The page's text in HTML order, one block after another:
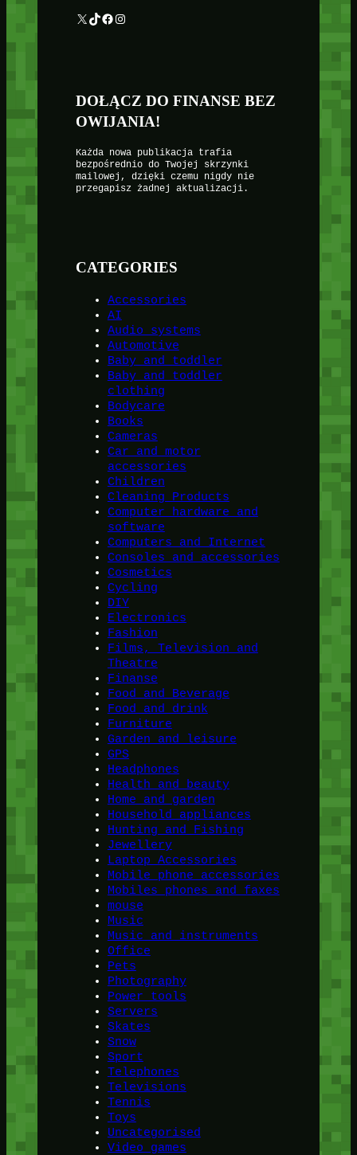
X TikTok Facebook Instagram
DOŁĄCZ DO FINANSE BEZ
OWIJANIA!
Każda nowa publikacja trafia
bezpośrednio do Twojej skrzynki
mailowej, dzięki czemu nigdy nie
przegapisz żadnej aktualizacji.
CATEGORIES
Accessories
AI
Audio systems
Automotive
Baby and toddler
Baby and toddler
clothing
Bodycare
Books
Cameras
Car and motor
accessories
Children
Cleaning Products
Computer hardware and
software
Computers and Internet
Consoles and accessories
Cosmetics
Cycling
DIY
Electronics
Fashion
Films, Television and
Theatre
Finanse
Food and Beverage
Food and drink
Furniture
Garden and leisure
GPS
Headphones
Health and beauty
Home and garden
Household appliances
Hunting and Fishing
Jewellery
Laptop Accessories
Mobile phone accessories
Mobiles phones and faxes
mouse
Music
Music and instruments
Office
Pets
Photography
Power tools
Servers
Skates
Snow
Sport
Telephones
Televisions
Tennis
Toys
Uncategorised
Video games